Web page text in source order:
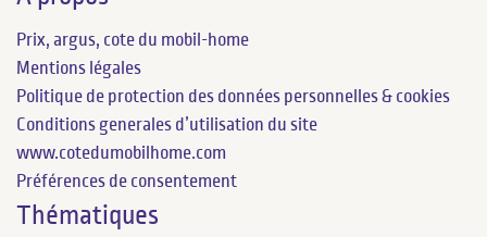
Prix, argus, cote du mobil-home
Mentions légales
Politique de protection des données personnelles & cookies
Conditions generales d’utilisation du site
www.cotedumobilhome.com
Préférences de consentement
Thématiques